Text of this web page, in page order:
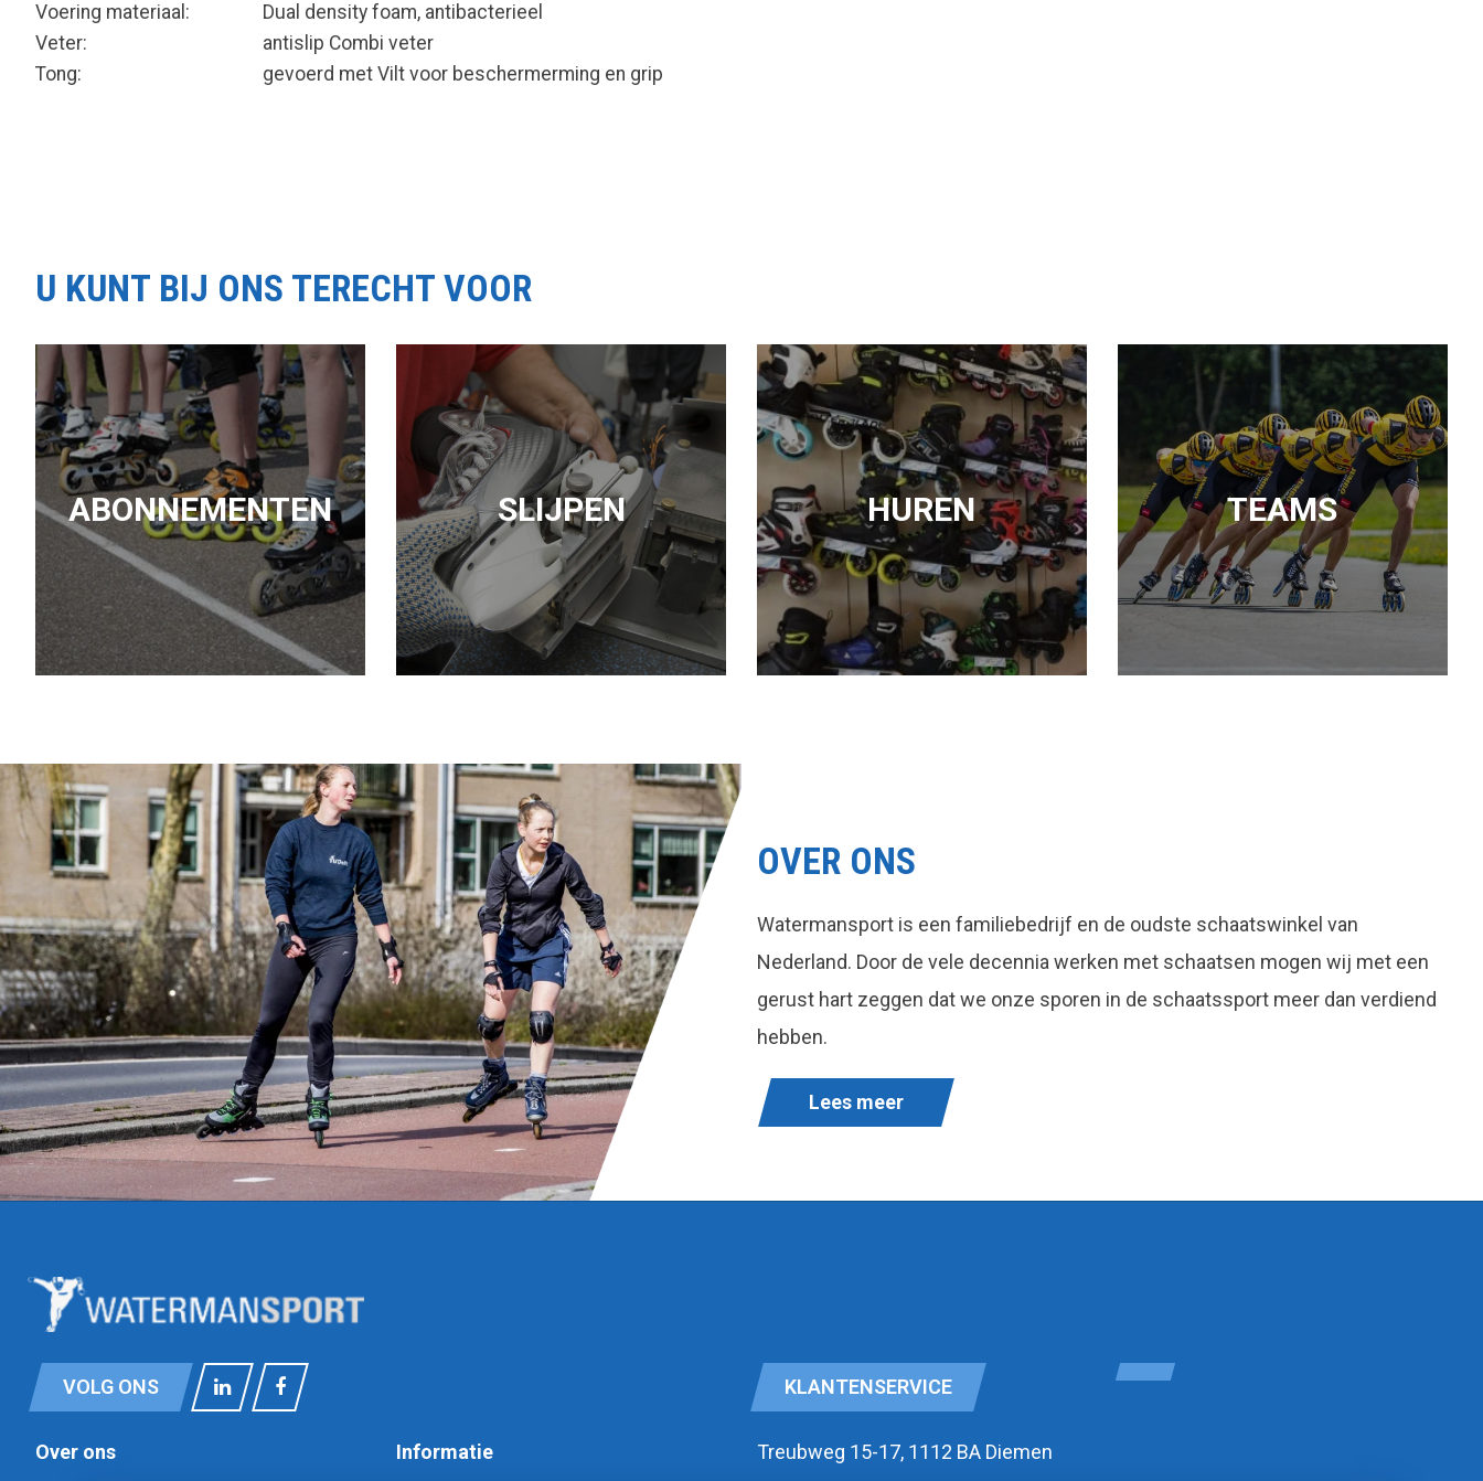
Voering materiaal:
Dual density foam, antibacterieel
Veter:
antislip Combi veter
Tong:
gevoerd met Vilt voor beschermerming en grip
U KUNT BIJ ONS TERECHT VOOR
ABONNEMENTEN SLIJPEN HUREN TEAMS
OVER ONS
Watermansport is een familiebedrijf en de oudste schaatswinkel van
Nederland. Door de vele decennia werken met schaatsen mogen wij met een
gerust hart zeggen dat we onze sporen in de schaatssport meer dan verdiend
hebben.
Lees meer
VOLG ONS
Over ons Informatie
KLANTENSERVICE
Treubweg 15-17, 1112 BA Diemen